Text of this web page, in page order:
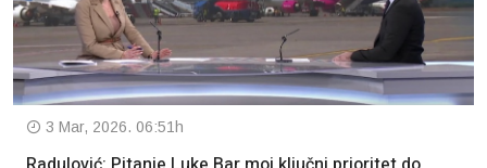
3 Mar, 2026. 06:51h